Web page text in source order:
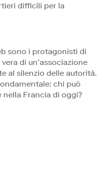
difficili per la
sono i protagonisti di
di un’associazione
al silenzio delle autorità.
chi può
nella Francia di oggi?